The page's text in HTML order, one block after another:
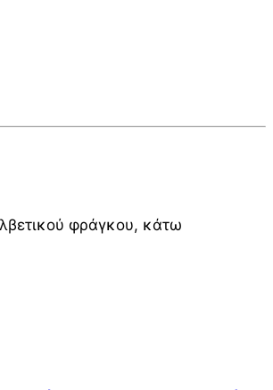
φράγκου, κάτω